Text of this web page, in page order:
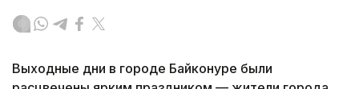
Выходные дни в городе Байконуре были